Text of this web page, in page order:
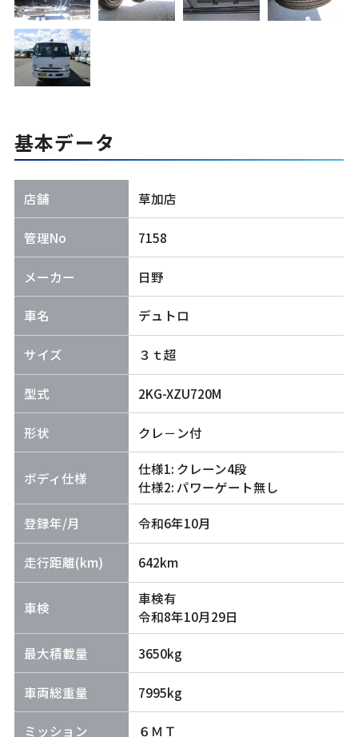
基本データ
店舗 草加店
管理No 7158
メーカー 日野
車名 デュトロ
サイズ ３ｔ超
型式 2KG-XZU720M
形状 クレ－ン付
ボディ仕様
仕様1: クレーン4段
仕様2: パワーゲート無し
登録年/月 令和6年10月
走行距離(km) 642km
車検
車検有
令和8年10月29日
最大積載量 3650kg
車両総重量 7995kg
ミッション ６ＭＴ